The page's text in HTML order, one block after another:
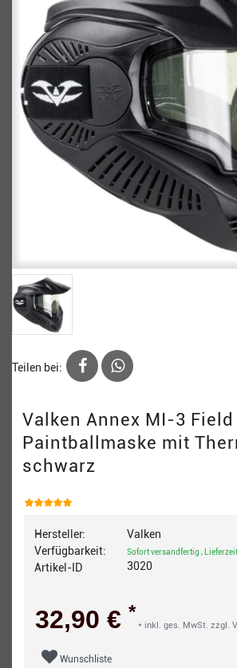
Teilen bei:
Valken Annex MI-3 Field
Paintballmaske mit
schwarz
Hersteller:
Verfügbarkeit:
Artikel-ID
Valken
Sofort versandfertig ,
3020
32,90 € *
* inkl. ges. MwSt. zzgl.
Wunschliste